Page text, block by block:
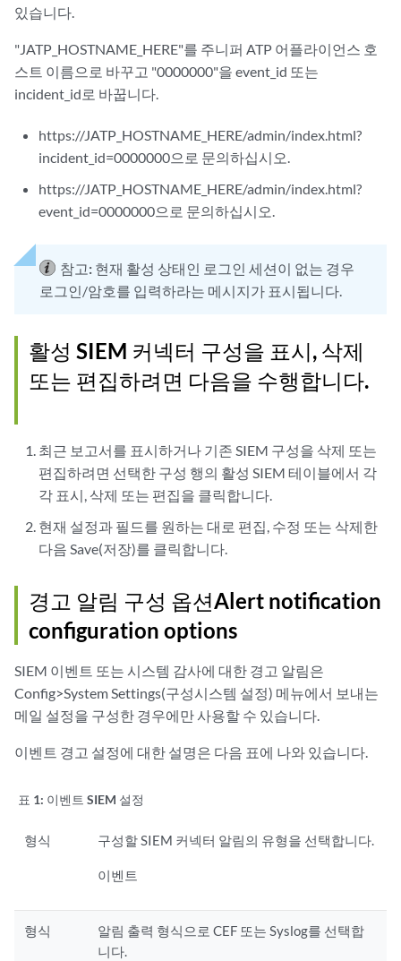
있습니다.
"JATP_HOSTNAME_HERE"를 주니퍼 ATP 어플라이언스 호
스트 이름으로 바꾸고 "0000000"을 event_id 또는
incident_id로 바꿉니다.
https://JATP_HOSTNAME_HERE/admin/index.html?
incident_id=0000000으로 문의하십시오.
https://JATP_HOSTNAME_HERE/admin/index.html?
event_id=0000000으로 문의하십시오.
참고: 현재 활성 상태인 로그인 세션이 없는 경우
로그인/암호를 입력하라는 메시지가 표시됩니다.
활성 SIEM 커넥터 구성을 표시, 삭제
또는 편집하려면 다음을 수행합니다.
최근 보고서를 표시하거나 기존 SIEM 구성을 삭제 또는
편집하려면 선택한 구성 행의 활성 SIEM 테이블에서 각
각 표시, 삭제 또는 편집을 클릭합니다.
현재 설정과 필드를 원하는 대로 편집, 수정 또는 삭제한
다음 Save(저장)를 클릭합니다.
경고 알림 구성 옵션Alert notification
configuration options
SIEM 이벤트 또는 시스템 감사에 대한 경고 알림은
Config>System Settings(구성시스템 설정) 메뉴에서 보내는
메일 설정을 구성한 경우에만 사용할 수 있습니다.
이벤트 경고 설정에 대한 설명은 다음 표에 나와 있습니다.
표 1: 이벤트 SIEM 설정
형식 구성할 SIEM 커넥터 알림의 유형을 선택합니다.
이벤트
형식
알림 출력 형식으로 CEF 또는 Syslog를 선택합
니다.